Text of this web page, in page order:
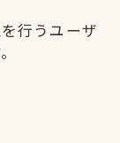
行うユーザ